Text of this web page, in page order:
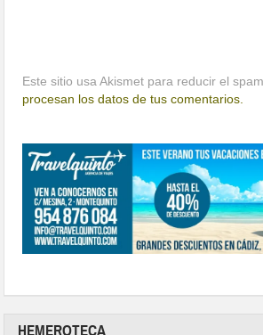
Este sitio usa Akismet para reducir el
procesan los datos de tus comentarios.
HEMEROTECA